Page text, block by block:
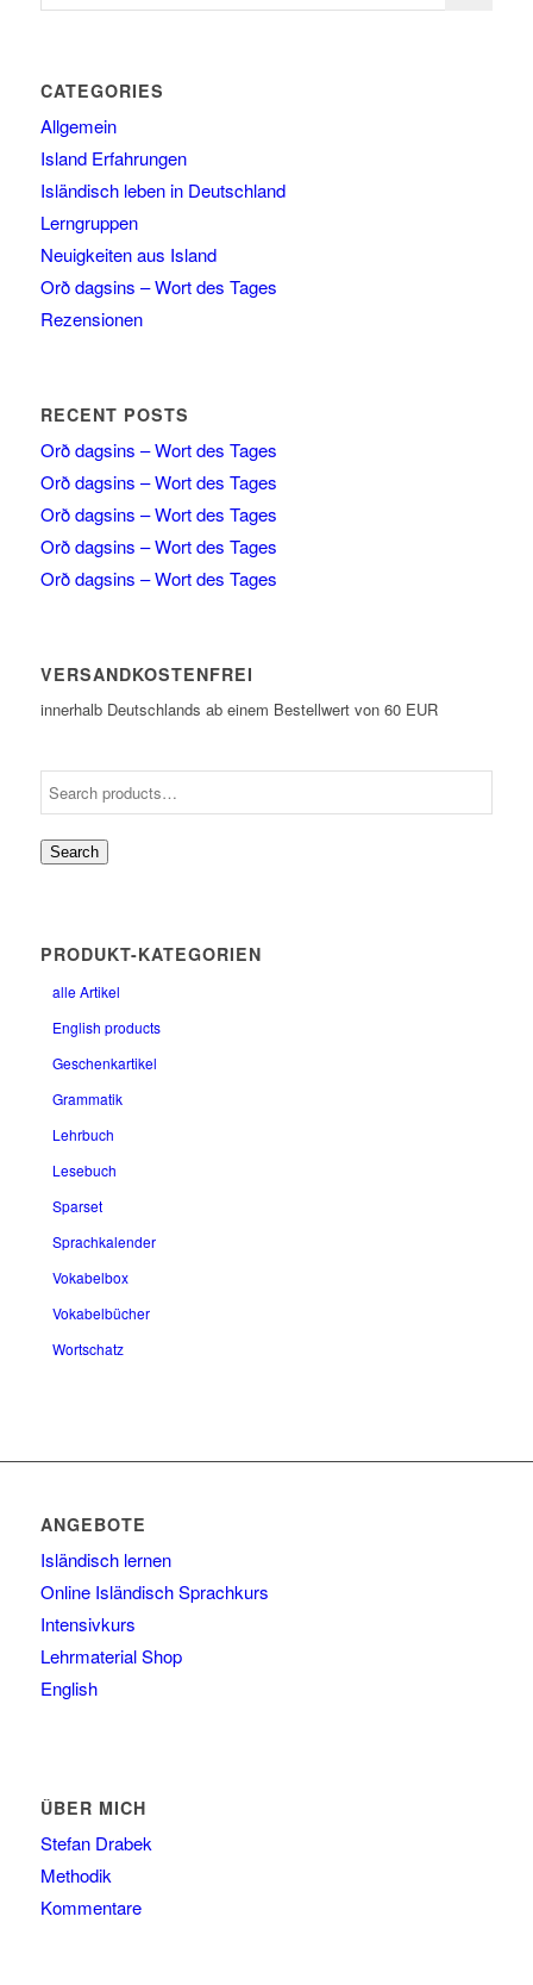
CATEGORIES
Allgemein
Island Erfahrungen
Isländisch leben in Deutschland
Lerngruppen
Neuigkeiten aus Island
Orð dagsins – Wort des Tages
Rezensionen
RECENT POSTS
Orð dagsins – Wort des Tages
Orð dagsins – Wort des Tages
Orð dagsins – Wort des Tages
Orð dagsins – Wort des Tages
Orð dagsins – Wort des Tages
VERSANDKOSTENFREI
innerhalb Deutschlands ab einem Bestellwert von 60 EUR
Search
PRODUKT-KATEGORIEN
alle Artikel
English products
Geschenkartikel
Grammatik
Lehrbuch
Lesebuch
Sparset
Sprachkalender
Vokabelbox
Vokabelbücher
Wortschatz
ANGEBOTE
Isländisch lernen
Online Isländisch Sprachkurs
Intensivkurs
Lehrmaterial Shop
English
ÜBER MICH
Stefan Drabek
Methodik
Kommentare